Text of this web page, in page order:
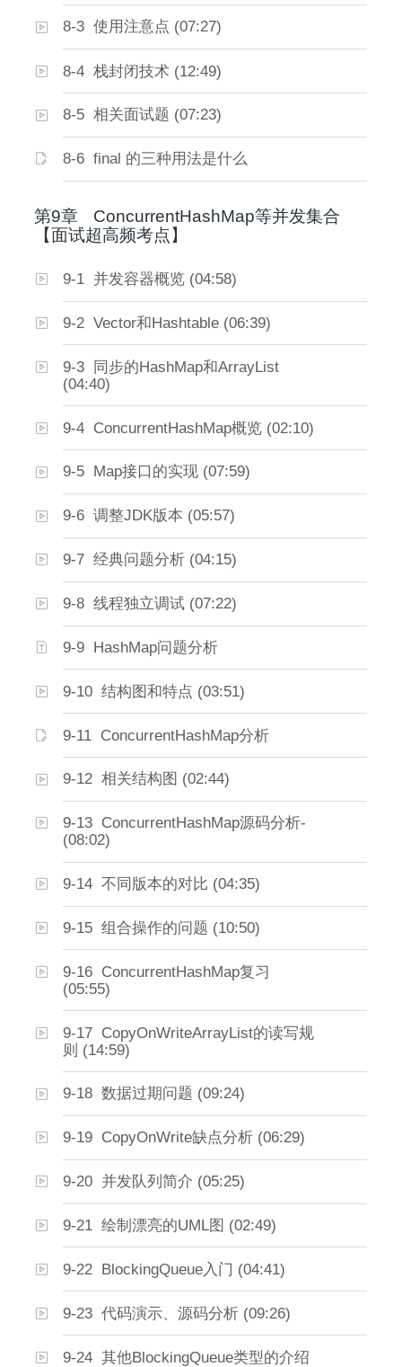
8-3 使用注意点 (07:27)
8-4 栈封闭技术 (12:49)
8-5 相关面试题 (07:23)
8-6 final 的三种用法是什么
第9章
ConcurrentHashMap等并发集合
【面试超高频考点】
9-1 并发容器概览 (04:58)
9-2 Vector和Hashtable (06:39)
9-3 同步的HashMap和ArrayList
(04:40)
9-4 ConcurrentHashMap概览 (02:10)
9-5 Map接口的实现 (07:59)
9-6 调整JDK版本 (05:57)
9-7 经典问题分析 (04:15)
9-8 线程独立调试 (07:22)
9-9 HashMap问题分析
9-10 结构图和特点 (03:51)
9-11 ConcurrentHashMap分析
9-12 相关结构图 (02:44)
9-13 ConcurrentHashMap源码分析-
(08:02)
9-14 不同版本的对比 (04:35)
9-15 组合操作的问题 (10:50)
9-16 ConcurrentHashMap复习
(05:55)
9-17 CopyOnWriteArrayList的读写规
则 (14:59)
9-18 数据过期问题 (09:24)
9-19 CopyOnWrite缺点分析 (06:29)
9-20 并发队列简介 (05:25)
9-21 绘制漂亮的UML图 (02:49)
9-22 BlockingQueue入门 (04:41)
9-23 代码演示、源码分析 (09:26)
9-24 其他BlockingQueue类型的介绍